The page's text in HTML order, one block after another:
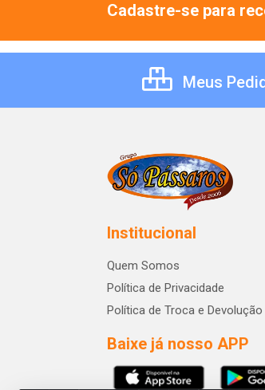
Cadastre-se para
Meus
Institucional
Quem Somos
Política de Privacidade
Política de Troca e Devolução
Baixe já nosso APP